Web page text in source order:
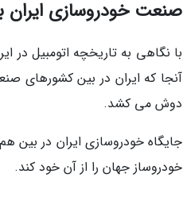
صنعت خودروسازی ایران
با نگاهی به تاریخچه اتومبیل
آنجا که ایران در بین کشورهای
دوش می کشد.
جایگاه خودروسازی ایران در بین
خودروساز جهان را از آن خود کند.